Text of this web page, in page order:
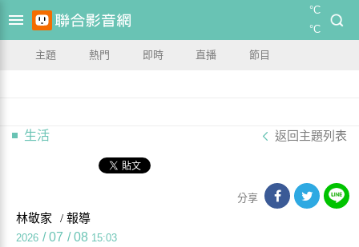
°C
°C
主題 熱門 即時 直播 節目
生活 返回主題列表
分享
林敬家 / 報導
2026 / 07 / 08 15:03